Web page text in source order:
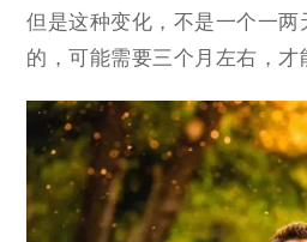
但是这种变化，不是一个一
的，可能需要三个月左右，才